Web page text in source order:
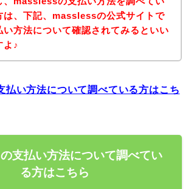
は、下記、masslessの公式サイトで
い方法について確認されてみるといい
よ♪
い方法について調べている方はこち
支払い方法について調べてい
る方はこちら